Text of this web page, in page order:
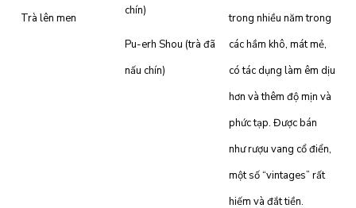
Trà lên men
chín)
Pu-erh Shou (trà đã
nấu chín)
trong nhiều năm trong
các hầm khô, mát mẻ,
có tác dụng làm êm dịu
hơn và thêm độ mịn và
phức tạp. Được bán
như rượu vang cổ điển,
một số “vintages” rất
hiếm và đắt tiền.